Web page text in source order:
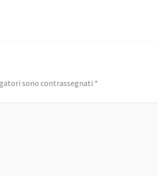
sono contrassegnati *